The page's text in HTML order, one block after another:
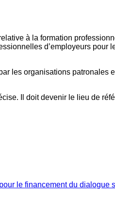
à la formation
d’employeurs pour
les organisations
Il doit devenir le lieu de
le financement du dialogue